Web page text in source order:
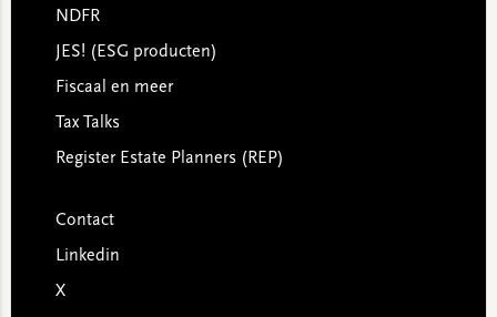
NDFR
JES! (ESG producten)
Fiscaal en meer
Tax Talks
Register Estate Planners (REP)
Contact
Linkedin
X